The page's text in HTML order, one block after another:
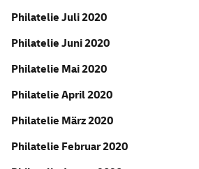
Philatelie Juli 2020
Philatelie Juni 2020
Philatelie Mai 2020
Philatelie April 2020
Philatelie März 2020
Philatelie Februar 2020